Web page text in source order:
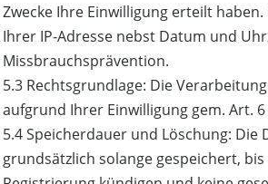
Zwecke Ihre Einwilligung erteilt
Ihrer IP-Adresse nebst Datum und
Missbrauchsprävention.
5.3 Rechtsgrundlage: Die
aufgrund Ihrer Einwilligung gem. Art. 6
5.4 Speicherdauer und Löschung: Die
grundsätzlich solange gespeichert, bis